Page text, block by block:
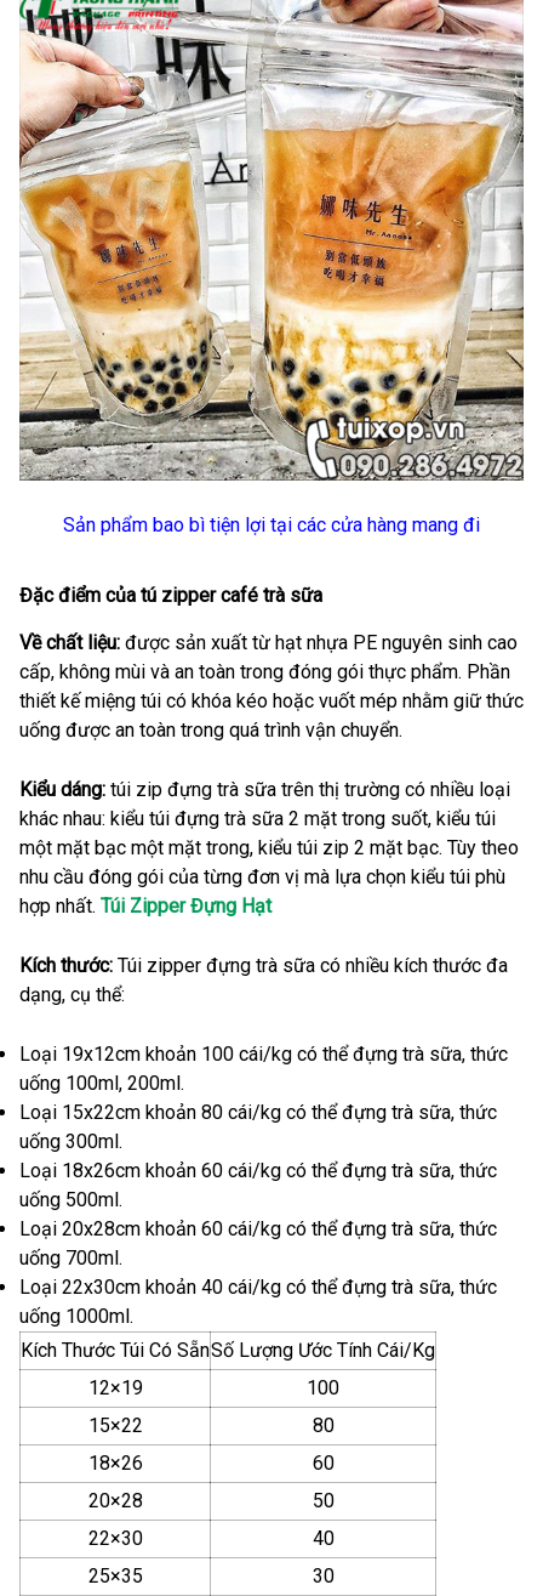
Sản phẩm bao bì tiện lợi tại các cửa hàng mang đi
Đặc điểm của tú zipper café trà sữa
Về chất liệu: được sản xuất từ hạt nhựa PE nguyên sinh cao
cấp, không mùi và an toàn trong đóng gói thực phẩm. Phần
thiết kế miệng túi có khóa kéo hoặc vuốt mép nhằm giữ thức
uống được an toàn trong quá trình vận chuyển.
Kiểu dáng: túi zip đựng trà sữa trên thị trường có nhiều loại
khác nhau: kiểu túi đựng trà sữa 2 mặt trong suốt, kiểu túi
một mặt bạc một mặt trong, kiểu túi zip 2 mặt bạc. Tùy theo
nhu cầu đóng gói của từng đơn vị mà lựa chọn kiểu túi phù
hợp nhất. Túi Zipper Đựng Hạt
Kích thước: Túi zipper đựng trà sữa có nhiều kích thước đa
dạng, cụ thể:
Loại 19x12cm khoản 100 cái/kg có thể đựng trà sữa, thức
uống 100ml, 200ml.
Loại 15x22cm khoản 80 cái/kg có thể đựng trà sữa, thức
uống 300ml.
Loại 18x26cm khoản 60 cái/kg có thể đựng trà sữa, thức
uống 500ml.
Loại 20x28cm khoản 60 cái/kg có thể đựng trà sữa, thức
uống 700ml.
Loại 22x30cm khoản 40 cái/kg có thể đựng trà sữa, thức
uống 1000ml.
Kích Thước Túi Có SẵnSố Lượng Ước Tính Cái/Kg
12×19
100
15×22
80
18×26
60
20×28
50
22×30
40
25×35
30